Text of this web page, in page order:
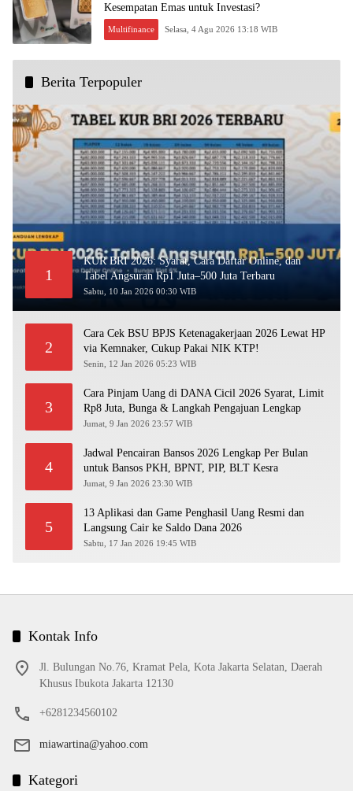
Kesempatan Emas untuk Investasi?
Multifinance Selasa, 4 Agu 2026 13:18 WIB
Berita Terpopuler
1
KUR BRI 2026: Syarat, Cara Daftar Online, dan
Tabel Angsuran Rp1 Juta–500 Juta Terbaru
Sabtu, 10 Jan 2026 00:30 WIB
2
Cara Cek BSU BPJS Ketenagakerjaan 2026 Lewat HP
via Kemnaker, Cukup Pakai NIK KTP!
Senin, 12 Jan 2026 05:23 WIB
3
Cara Pinjam Uang di DANA Cicil 2026 Syarat, Limit
Rp8 Juta, Bunga & Langkah Pengajuan Lengkap
Jumat, 9 Jan 2026 23:57 WIB
4
Jadwal Pencairan Bansos 2026 Lengkap Per Bulan
untuk Bansos PKH, BPNT, PIP, BLT Kesra
Jumat, 9 Jan 2026 23:30 WIB
5
13 Aplikasi dan Game Penghasil Uang Resmi dan
Langsung Cair ke Saldo Dana 2026
Sabtu, 17 Jan 2026 19:45 WIB
Kontak Info
Jl. Bulungan No.76, Kramat Pela, Kota Jakarta Selatan, Daerah
Khusus Ibukota Jakarta 12130
+6281234560102
miawartina@yahoo.com
Kategori